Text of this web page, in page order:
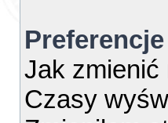
Jak zmienić
Czasy